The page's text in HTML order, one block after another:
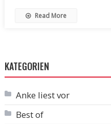
Read More
KATEGORIEN
Anke liest vor
Best of